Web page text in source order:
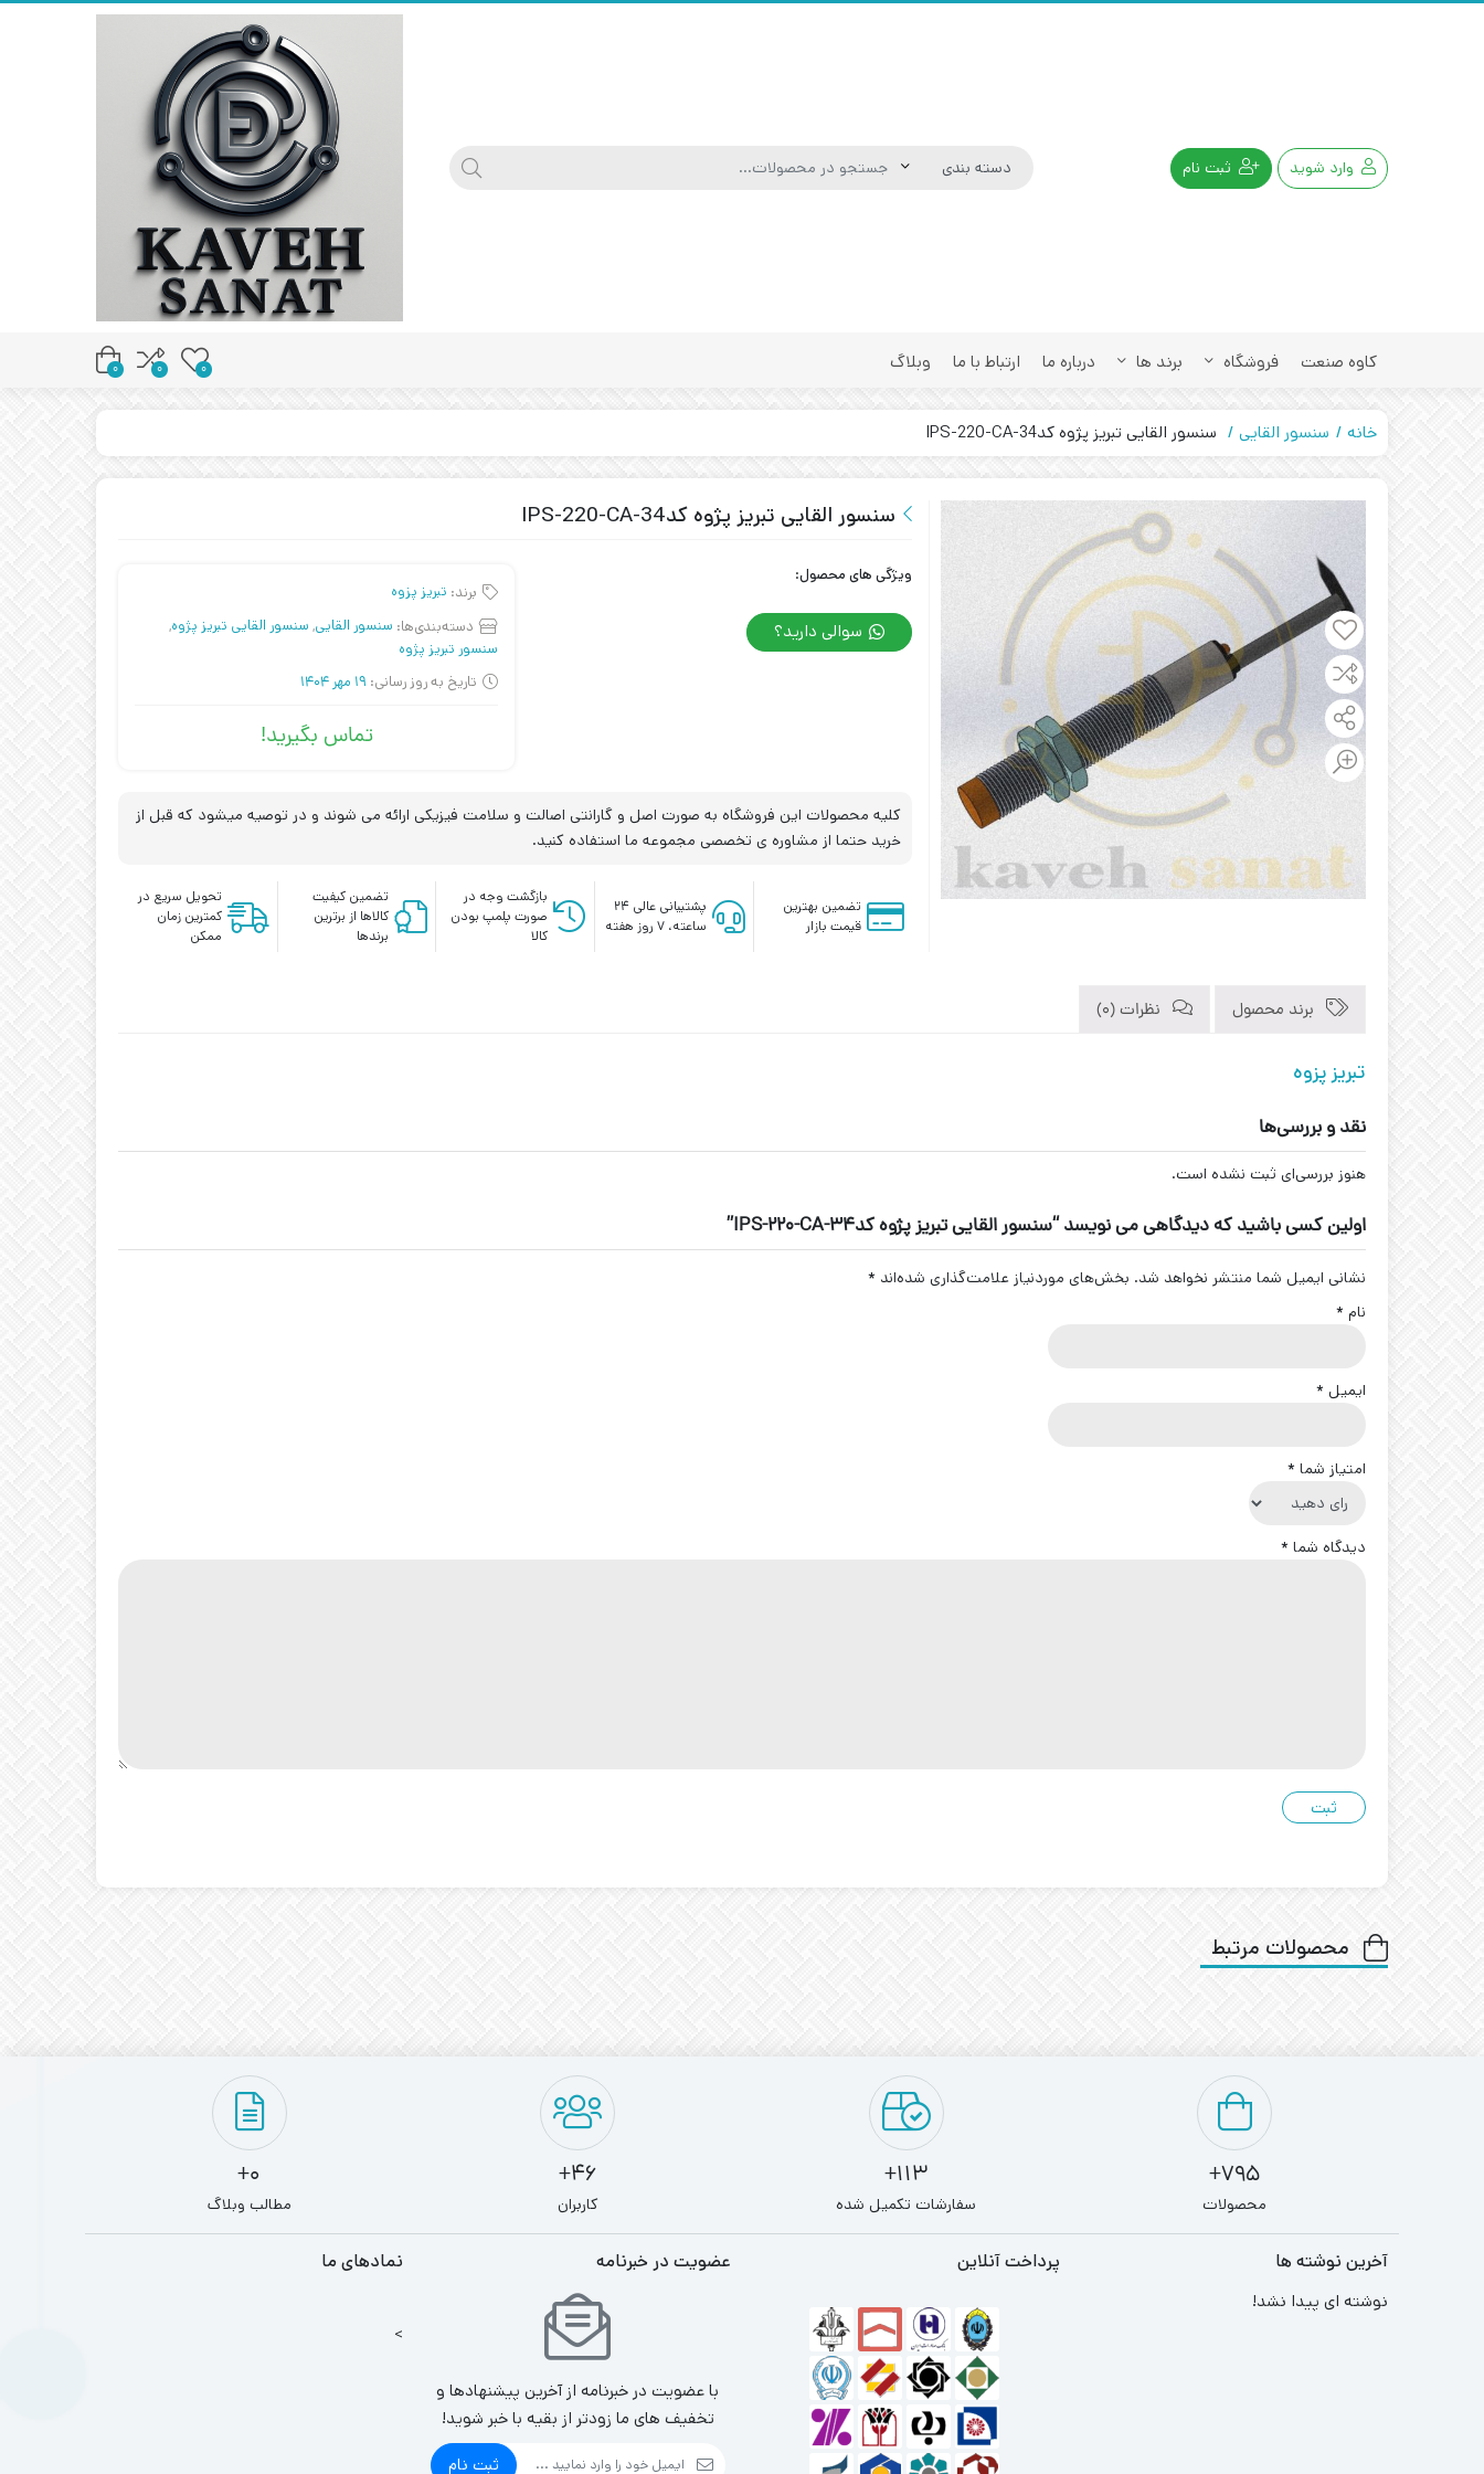
وارد شوید ثبت نام
کاوه صنعت فروشگاه برند ها درباره ما ارتباط با ما وبلاگ 0
0
0
خانه سنسور القایی سنسور القایی تبریز پژوه کد34-IPS-220-CA
سنسور القایی تبریز پژوه کد34-IPS-220-CA
ویژگی های محصول:
سوالی دارید؟
برند: تبریز پزوه
دسته‌بندی‌ها: سنسور القایی, سنسور القایی تبریز پژوه,
سنسور تبریز پژوه
تاریخ به روز رسانی: 19 مهر 1404
تماس بگیرید!
کلیه محصولات این فروشگاه به صورت اصل و گارانتی اصالت و سلامت فیزیکی ارائه می شوند و در توصیه میشود که قبل از
خرید حتما از مشاوره ی تخصصی مجموعه ما استفاده کنید.
تضمین بهترین
قیمت بازار
پشتیبانی عالی ۲۴
ساعته، ۷ روز هفته
بازگشت وجه در
صورت پلمپ بودن
کالا
تضمین کیفیت
کالاها از برترین
برندها
تحویل سریع در
کمترین زمان
ممکن
برند محصول نظرات (0)
تبریز پزوه
نقد و بررسی‌ها
هنوز بررسی‌ای ثبت نشده است.
اولین کسی باشید که دیدگاهی می نویسد “سنسور القایی تبریز پژوه کد34-IPS-220-CA”
نشانی ایمیل شما منتشر نخواهد شد. بخش‌های موردنیاز علامت‌گذاری شده‌اند *
نام *
ایمیل *
امتیاز شما *
دیدگاه شما *
محصولات مرتبط
795+
محصولات
113+
سفارشات تکمیل شده
46+
کاربران
0+
مطالب وبلاگ
آخرین نوشته ها
نوشته ای پیدا نشد!
پرداخت آنلاین عضویت در خبرنامه
با عضویت در خبرنامه از آخرین پیشنهادها و
تخفیف های ما زودتر از بقیه با خبر شوید!
ثبت نام
نمادهای ما
>